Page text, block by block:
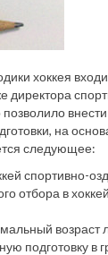
хоккея
директора
на
следующее:
спортивно-
отбора в
возраст
подготовку в